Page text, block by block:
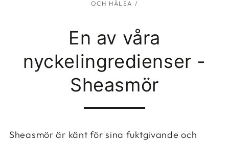
OCH HÄLSA /
En av våra
nyckelingredienser -
Sheasmör
Sheasmör är känt för sina fuktgivande och